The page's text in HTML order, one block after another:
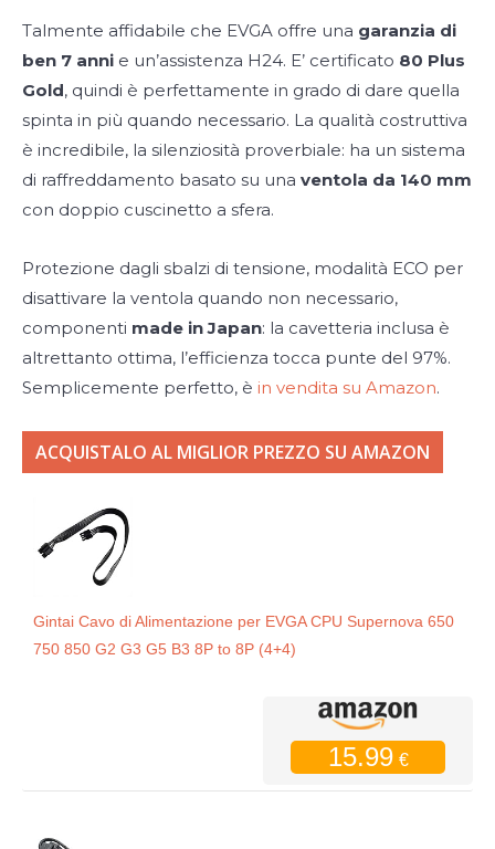
Talmente affidabile che EVGA offre una garanzia di
ben 7 anni e un’assistenza H24. E’ certificato 80 Plus
Gold, quindi è perfettamente in grado di dare quella
spinta in più quando necessario. La qualità costruttiva
è incredibile, la silenziosità proverbiale: ha un sistema
di raffreddamento basato su una ventola da 140 mm
con doppio cuscinetto a sfera.
Protezione dagli sbalzi di tensione, modalità ECO per
disattivare la ventola quando non necessario,
componenti made in Japan: la cavetteria inclusa è
altrettanto ottima, l’efficienza tocca punte del 97%.
Semplicemente perfetto, è in vendita su Amazon.
ACQUISTALO AL MIGLIOR PREZZO SU AMAZON
Gintai Cavo di Alimentazione per EVGA CPU Supernova 650
750 850 G2 G3 G5 B3 8P to 8P (4+4)
15.99 €